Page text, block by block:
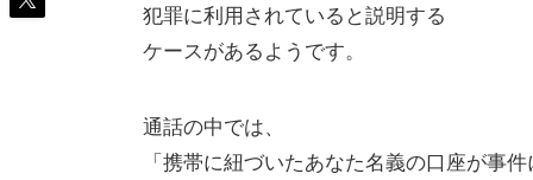
犯罪に利用されていると説明する
ケースがあるようです。
通話の中では、
「携帯に紐づいたあなた名義の口座が事件